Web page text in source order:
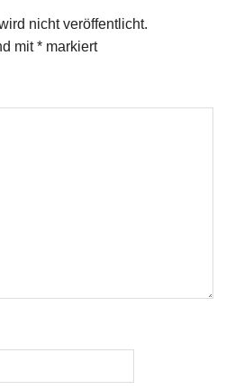
nicht veröffentlicht.
mit* markiert